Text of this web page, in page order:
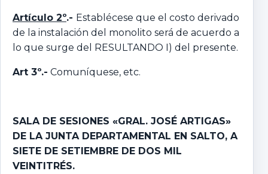
Artículo 2º.- Establécese que el costo derivado
de la instalación del monolito será de acuerdo a
lo que surge del RESULTANDO I) del presente.
Art 3º.- Comuníquese, etc.
SALA DE SESIONES «GRAL. JOSÉ ARTIGAS»
DE LA JUNTA DEPARTAMENTAL EN SALTO, A
SIETE DE SETIEMBRE DE DOS MIL
VEINTITRÉS.